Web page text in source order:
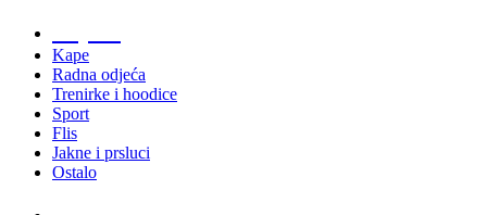
Kape
Radna odjeća
Trenirke i hoodice
Sport
Flis
Jakne i prsluci
Ostalo